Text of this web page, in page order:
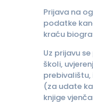
Prijava na
podatke
kraću
Uz prijavu
školi,
prebivalištu,
(za udate
knjige